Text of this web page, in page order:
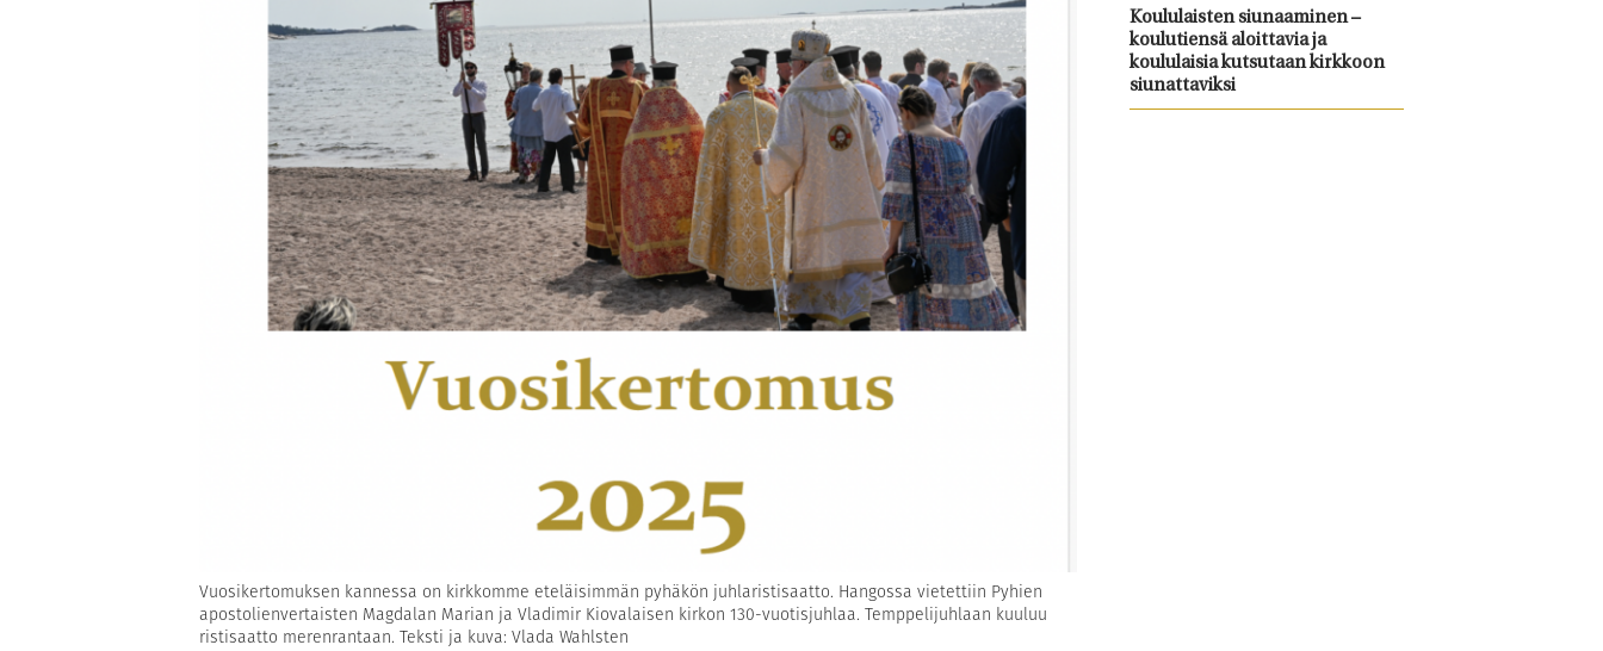
Vuosikertomuksen kannessa on kirkkomme eteläisimmän pyhäkön juhlaristisaatto. Hangossa vietettiin Pyhien
apostolienvertaisten Magdalan Marian ja Vladimir Kiovalaisen kirkon 130-vuotisjuhlaa. Temppelijuhlaan kuuluu
ristisaatto merenrantaan. Teksti ja kuva: Vlada Wahlsten
Koululaisten siunaaminen –
koulutiensä aloittavia ja
koululaisia kutsutaan kirkkoon
siunattaviksi